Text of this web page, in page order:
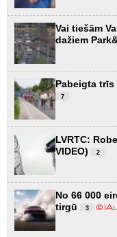
Vai tiešām
dažiem
Pabeigta
7
LVRTC:
VIDEO)
2
No 66 000
tirgū
3